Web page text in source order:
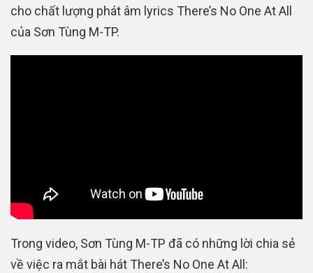
cho chất lượng phát âm lyrics There’s No One At All
của Sơn Tùng M-TP.
Trong video, Sơn Tùng M-TP đã có những lời chia sẻ
về việc ra mắt bài hát There’s No One At All: